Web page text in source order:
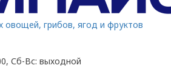
грибов, ягод и фруктов
Сб-Вс: выходной